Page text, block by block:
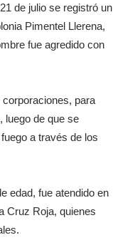
de julio se registró un
Pimentel Llerena,
fue agredido con
para
luego de que se
a través de los
edad, fue atendido en
Cruz Roja, quienes